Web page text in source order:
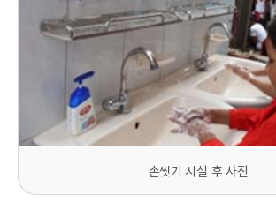
손씻기 시설 후 사진